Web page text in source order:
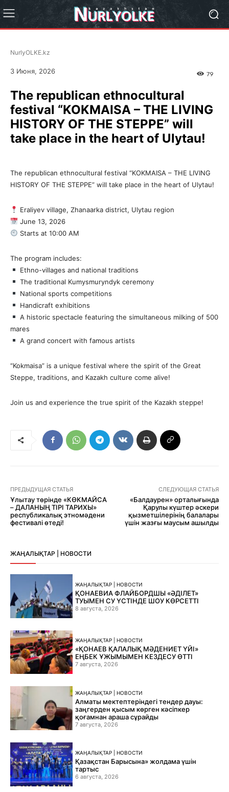
NurlyOLKE.kz
3 Июня, 2026 79
The republican ethnocultural
festival “KOKMAISA – THE LIVING
HISTORY OF THE STEPPE” will
take place in the heart of Ulytau!
The republican ethnocultural festival “KOKMAISA – THE LIVING
HISTORY OF THE STEPPE” will take place in the heart of Ulytau!
Eraliyev village, Zhanaarka district, Ulytau region
June 13, 2026
Starts at 10:00 AM
The program includes:
Ethno-villages and national traditions
The traditional Kumysmuryndyk ceremony
National sports competitions
Handicraft exhibitions
A historic spectacle featuring the simultaneous milking of 500
mares
A grand concert with famous artists
“Kokmaisa” is a unique festival where the spirit of the Great
Steppe, traditions, and Kazakh culture come alive!
Join us and experience the true spirit of the Kazakh steppe!
ПРЕДЫДУЩАЯ СТАТЬЯ
Ұлытау төрінде «КӨКМАЙСА
– ДАЛАНЫҢ ТІРІ ТАРИХЫ»
республикалық этномәдени
фестивалі өтеді!
СЛЕДУЮЩАЯ СТАТЬЯ
«Балдаурен» орталығында
Қарулы күштер әскери
қызметшілерінің балалары
үшін жазғы маусым ашылды
ЖАҢАЛЫҚТАР | НОВОСТИ
ЖАҢАЛЫҚТАР | НОВОСТИ
ҚОНАЕВИА ФЛАЙБОРДШЫ «ӘДІЛЕТ»
ТУЫМЕН СУ ҮСТІНДЕ ШОУ КӨРСЕТТІ
8 августа, 2026
ЖАҢАЛЫҚТАР | НОВОСТИ
«ҚОНАЕВ ҚАЛАЛЫҚ МӘДЕНИЕТ ҮЙІ»
ЕҢБЕК ҰЖЫМЫМЕН КЕЗДЕСУ ӨТТІ
7 августа, 2026
ЖАҢАЛЫҚТАР | НОВОСТИ
Алматы мектептеріндегі тендер дауы:
заңгерден қысым көрген кәсіпкер
қоғамнан араша сұрайды
7 августа, 2026
ЖАҢАЛЫҚТАР | НОВОСТИ
Қазақстан Барысына» жолдама үшін
тартыс
6 августа, 2026